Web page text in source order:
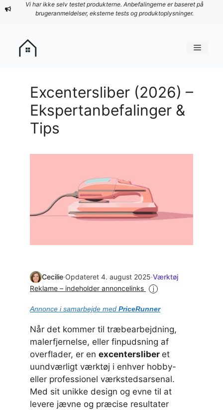
Hop
Vi har ikke selv testet produkterne. Anbefalingerne er baseret på
brugeranmeldelser, eksterne tests og produktoplysninger.
Menu
Excentersliber (2026) –
Ekspertanbefalinger &
Tips
Cecilie·Opdateret 4. august 2025·Værktøj
Reklame – indeholder annoncelinks
i
Annonce i samarbejde med PriceRunner
Når det kommer til træbearbejdning,
malerfjernelse, eller finpudsning af
overflader, er en excentersliber et
uundværligt værktøj i enhver hobby-
eller professionel værkstedsarsenal.
Med sit unikke design og evne til at
levere jævne og præcise resultater